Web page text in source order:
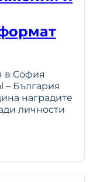
в София
– България
наградите
личности